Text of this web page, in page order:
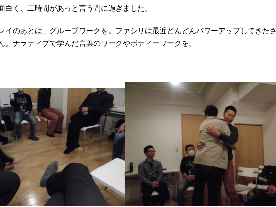
白く、二時間があっと言う間に過ぎました。
イのあとは、グループワークを。ファシリは最近どんどんパワーアップしてきたさ
。ナラティブで学んだ言葉のワークやボティーワークを。